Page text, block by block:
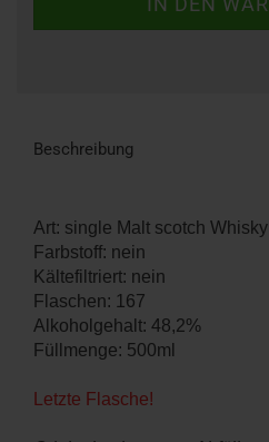
Beschreibung
Art: single Malt scotch Whisky
Farbstoff: nein
Kältefiltriert: nein
Flaschen: 167
Alkoholgehalt: 48,2%
Füllmenge: 500ml
Letzte Flasche!